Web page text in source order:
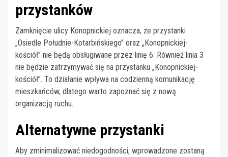
przystanków
Zamknięcie ulicy Konopnickiej oznacza, że przystanki
„Osiedle Południe-Kotarbińskiego” oraz „Konopnickiej-
kościół” nie będą obsługiwane przez linię 6. Również linia 3
nie będzie zatrzymywać się na przystanku „Konopnickiej-
kościół”. To działanie wpływa na codzienną komunikację
mieszkańców, dlatego warto zapoznać się z nową
organizacją ruchu.
Alternatywne przystanki
Aby zminimalizować niedogodności, wprowadzone zostaną